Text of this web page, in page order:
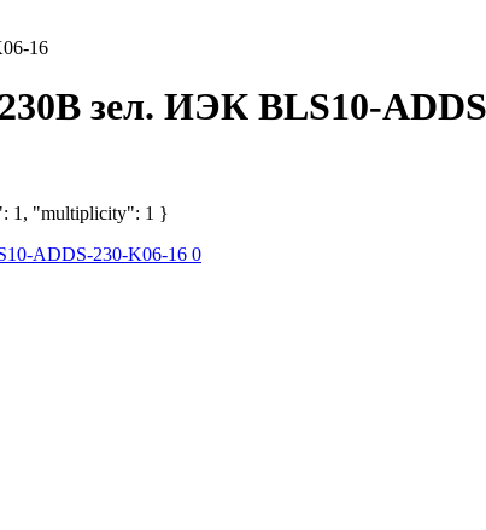
16
зел. ИЭК BLS10-
1, "multiplicity": 1 }